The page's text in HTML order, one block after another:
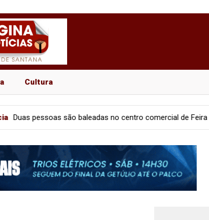
Cultura
são baleadas no centro comercial de Feira de Santana